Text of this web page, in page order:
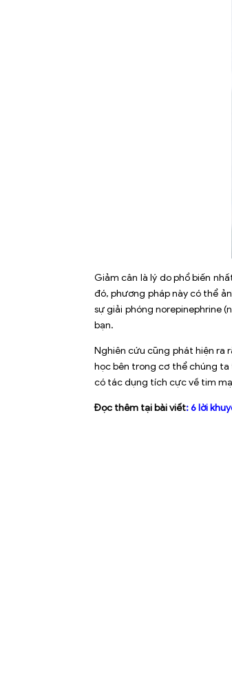
Giảm cân là lý do phổ biến
đó, phương pháp này có thể
sự giải phóng norepinephrine
bạn.
Nghiên cứu cũng phát hiện ra
học bên trong cơ thể chúng ta
có tác dụng tích cực về tim
Đọc thêm tại bài viết:6 lời